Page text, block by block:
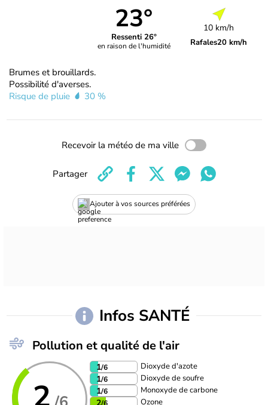
23°
Ressenti 26°
en raison de l'humidité
10 km/h
Rafales20 km/h
Brumes et brouillards.
Possibilité d'averses.
Risque de pluie
30 %
Recevoir la météo de ma ville
Ajouter à vos sources préférées
Partager
Infos SANTÉ
Pollution et qualité de l'air
1/6 Dioxyde d'azote
1/6 Dioxyde de soufre
1/6 Monoxyde de carbone
Ozone